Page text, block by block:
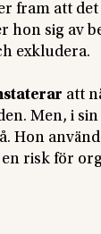
fram att
hon sig av
exkludera.
att
Men, i
Hon
risk för